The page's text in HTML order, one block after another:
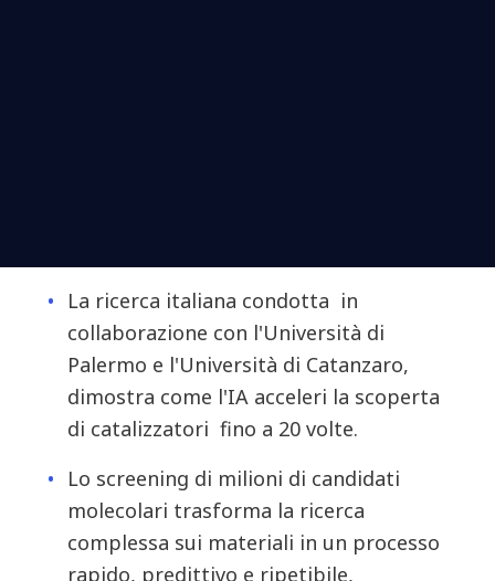
La ricerca italiana condotta in
collaborazione con l'Università di
Palermo e l'Università di Catanzaro,
dimostra come l'IA acceleri la scoperta
di catalizzatori fino a 20 volte.
Lo screening di milioni di candidati
molecolari trasforma la ricerca
complessa sui materiali in un processo
rapido, predittivo e ripetibile,